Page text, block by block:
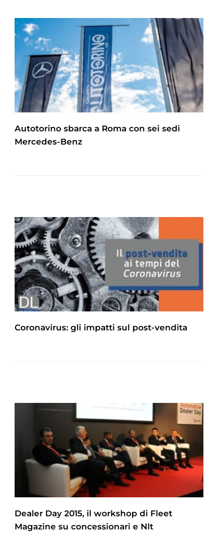
Autotorino sbarca a Roma con sei sedi
Mercedes-Benz
Coronavirus: gli impatti sul post-vendita
Dealer Day 2015, il workshop di Fleet
Magazine su concessionari e Nlt